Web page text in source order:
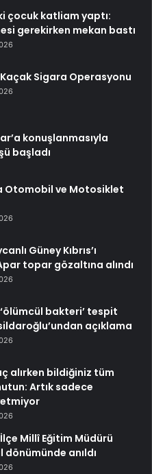
çocuk katliam yaptı:
gerekirken mekan bastı
Sigara Operasyonu
konuşlanmasıyla
başladı
Otomobil ve Motosiklet
Güney Kıbrıs’ı
topar gözaltına alındı
bakteri’ tespit
açıklama
alırken bildiğiniz tüm
Artık sadece
Millî Eğitim Müdürü
dönümünde anıldı